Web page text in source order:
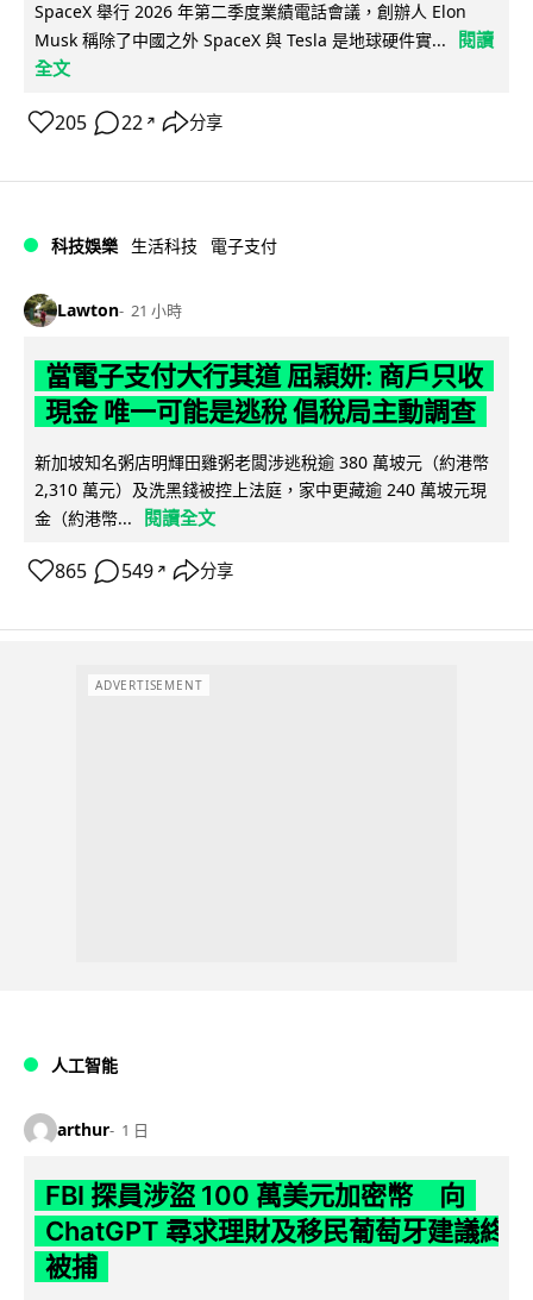
SpaceX 舉行 2026 年第二季度業績電話會議，創辦人 Elon
Musk 稱除了中國之外 SpaceX 與 Tesla 是地球硬件實...
閱讀
全文
205 22 ↗ 分享
科技娛樂 生活科技 電子支付
Lawton 21 小時
當電子支付大行其道 屈穎妍: 商戶只收
現金 唯一可能是逃稅 倡稅局主動調查
新加坡知名粥店明輝田雞粥老闆涉逃稅逾 380 萬坡元（約港幣
2,310 萬元）及洗黑錢被控上法庭，家中更藏逾 240 萬坡元現
金（約港幣...
閱讀全文
865 549 ↗ 分享
ADVERTISEMENT
人工智能
arthur 1 日
FBI 探員涉盜 100 萬美元加密幣 向
ChatGPT 尋求理財及移民葡萄牙建議終
被捕